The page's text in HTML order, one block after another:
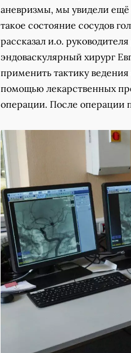
аневризмы, мы увидели
такое состояние сосудов
рассказал и.о.
эндоваскулярный хирург
применить тактику
помощью лекарственных
операции. После операции